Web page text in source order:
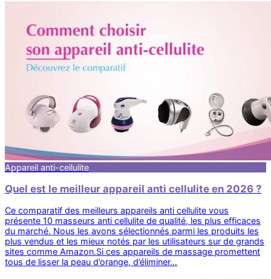
Appareil anti-cellulite
Quel est le meilleur appareil anti cellulite en 2026 ?
Ce comparatif des meilleurs appareils anti cellulite vous
présente 10 masseurs anti cellulite de qualité, les plus efficaces
du marché. Nous les avons sélectionnés parmi les produits les
plus vendus et les mieux notés par les utilisateurs sur de grands
sites comme Amazon.Si ces appareils de massage promettent
tous de lisser la peau d’orange, d’éliminer…